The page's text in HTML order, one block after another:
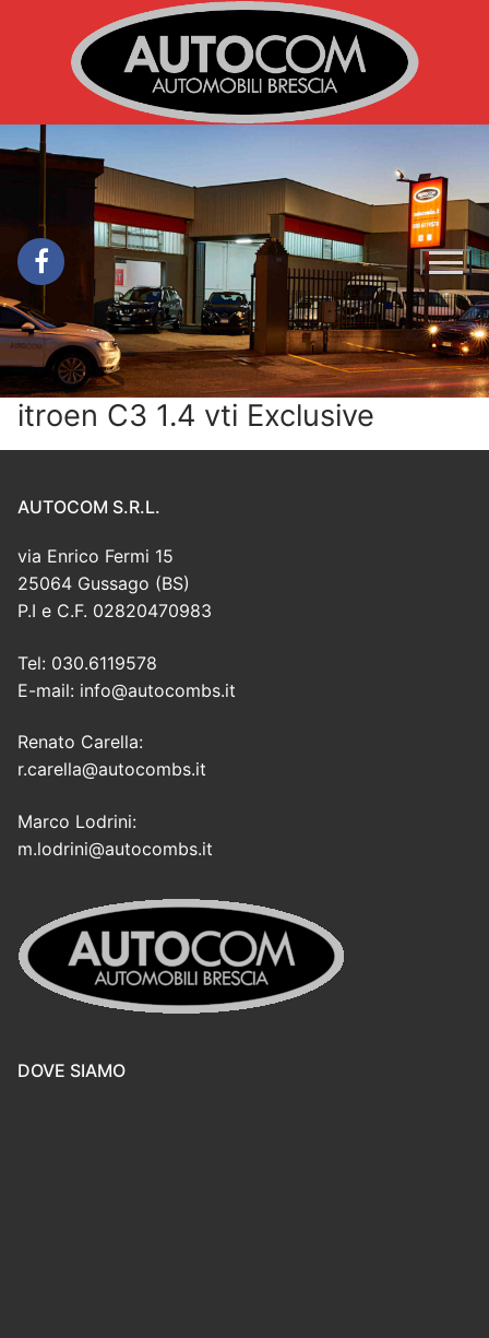
contenuto
itroen C3 1.4 vti Exclusive
AUTOCOM S.R.L.
via Enrico Fermi 15
25064 Gussago (BS)
P.I e C.F. 02820470983
Tel: 030.6119578
E-mail: info@autocombs.it
Renato Carella:
r.carella@autocombs.it
Marco Lodrini:
m.lodrini@autocombs.it
DOVE SIAMO